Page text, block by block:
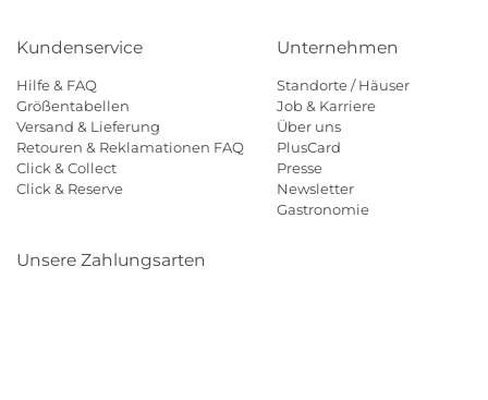
Kundenservice
Hilfe & FAQ
Größentabellen
Versand & Lieferung
Retouren & Reklamationen FAQ
Click & Collect
Click & Reserve
Unternehmen
Standorte / Häuser
Job & Karriere
Über uns
PlusCard
Presse
Newsletter
Gastronomie
Unsere Zahlungsarten